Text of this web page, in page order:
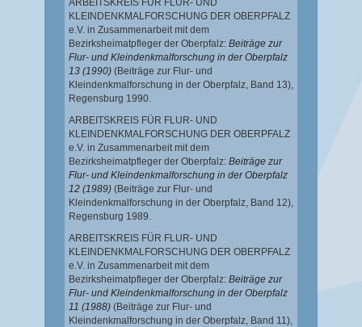
ARBEITSKREIS FÜR FLUR- UND
KLEINDENKMALFORSCHUNG DER OBERPFALZ
e.V. in Zusammenarbeit mit dem
Bezirksheimatpfleger der Oberpfalz: Beiträge zur
Flur- und Kleindenkmalforschung in der Oberpfalz
13 (1990) (Beiträge zur Flur- und
Kleindenkmalforschung in der Oberpfalz, Band 13),
Regensburg 1990.
ARBEITSKREIS FÜR FLUR- UND
KLEINDENKMALFORSCHUNG DER OBERPFALZ
e.V. in Zusammenarbeit mit dem
Bezirksheimatpfleger der Oberpfalz: Beiträge zur
Flur- und Kleindenkmalforschung in der Oberpfalz
12 (1989) (Beiträge zur Flur- und
Kleindenkmalforschung in der Oberpfalz, Band 12),
Regensburg 1989.
ARBEITSKREIS FÜR FLUR- UND
KLEINDENKMALFORSCHUNG DER OBERPFALZ
e.V. in Zusammenarbeit mit dem
Bezirksheimatpfleger der Oberpfalz: Beiträge zur
Flur- und Kleindenkmalforschung in der Oberpfalz
11 (1988) (Beiträge zur Flur- und
Kleindenkmalforschung in der Oberpfalz, Band 11),